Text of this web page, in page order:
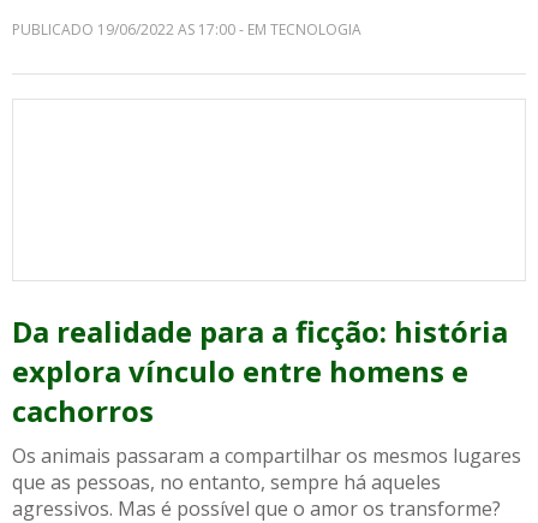
PUBLICADO 19/06/2022 AS 17:00 - EM TECNOLOGIA
Da realidade para a ficção: história
explora vínculo entre homens e
cachorros
Os animais passaram a compartilhar os mesmos lugares
que as pessoas, no entanto, sempre há aqueles
agressivos. Mas é possível que o amor os transforme?